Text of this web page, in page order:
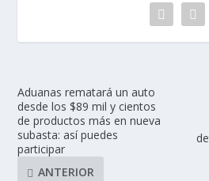
Aduanas rematará un auto
desde los $89 mil y cientos
de productos más en nueva
subasta: así puedes
participar
ANTERIOR